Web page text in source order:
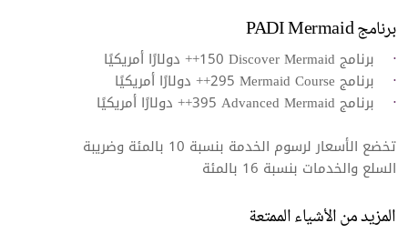
برنامج PADI Mermaid
برنامج Discover Mermaid‏ 150++ دولارًا أمريكيًا
برنامج Mermaid Course‏ 295++ دولارًا أمريكيًا
برنامج Advanced Mermaid ‏395++ دولارًا أمريكيًا
تخضع الأسعار لرسوم الخدمة بنسبة 10 بالمئة وضريبة
السلع والخدمات بنسبة 16 بالمئة
المزيد من الأشياء الممتعة